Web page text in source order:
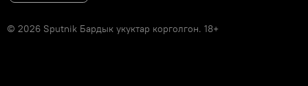
© 2026 Sputnik Бардык укуктар корголгон. 18+